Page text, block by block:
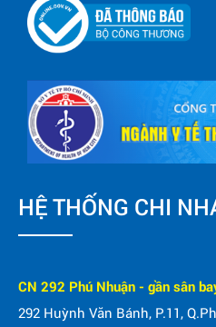
HỆ THỐNG CHI
CN 292 Phú Nhuận - gần sân
292 Huỳnh Văn Bánh, P.11,